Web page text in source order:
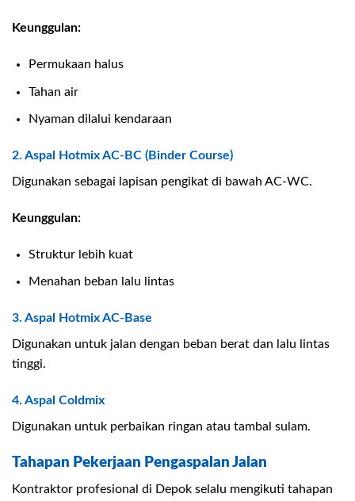
Keunggulan:
Permukaan halus
Tahan air
Nyaman dilalui kendaraan
2. Aspal Hotmix AC-BC (Binder Course)
Digunakan sebagai lapisan pengikat di bawah AC-WC.
Keunggulan:
Struktur lebih kuat
Menahan beban lalu lintas
3. Aspal Hotmix AC-Base
Digunakan untuk jalan dengan beban berat dan lalu lintas
tinggi.
4. Aspal Coldmix
Digunakan untuk perbaikan ringan atau tambal sulam.
Tahapan Pekerjaan Pengaspalan Jalan
Kontraktor profesional di Depok selalu mengikuti tahapan